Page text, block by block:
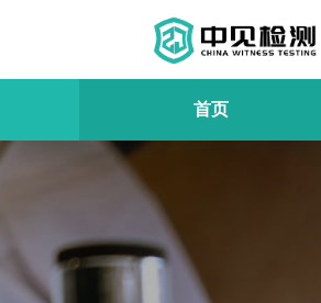
首页